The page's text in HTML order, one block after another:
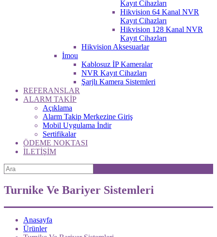
Kayıt Cihazları
Hikvision 64 Kanal NVR
Kayıt Cihazları
Hikvision 128 Kanal NVR
Kayıt Cihazları
Hikvision Aksesuarlar
İmou
Kablosuz İP Kameralar
NVR Kayıt Cihazları
Şarjlı Kamera Sistemleri
REFERANSLAR
ALARM TAKİP
Açıklama
Alarm Takip Merkezine Giriş
Mobil Uygulama İndir
Sertifikalar
ÖDEME NOKTASI
İLETİŞİM
Turnike Ve Bariyer Sistemleri
Anasayfa
Ürünler